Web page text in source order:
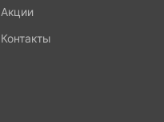
Акции
Контакты